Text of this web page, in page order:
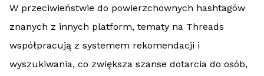
W przeciwieństwie do powierzchownych hashtagów
znanych z innych platform, tematy na Threads
współpracują z systemem rekomendacji i
wyszukiwania, co zwiększa szanse dotarcia do osób,